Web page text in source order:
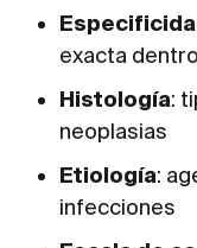
exacta
Histología:
neoplasias
Etiología:
infecciones